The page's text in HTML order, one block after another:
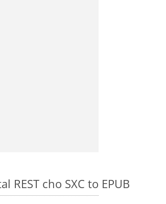
REST cho SXC to EPUB